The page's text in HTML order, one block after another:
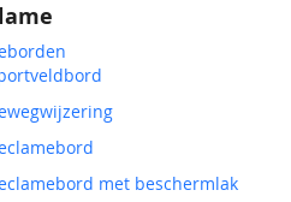
met beschermlak